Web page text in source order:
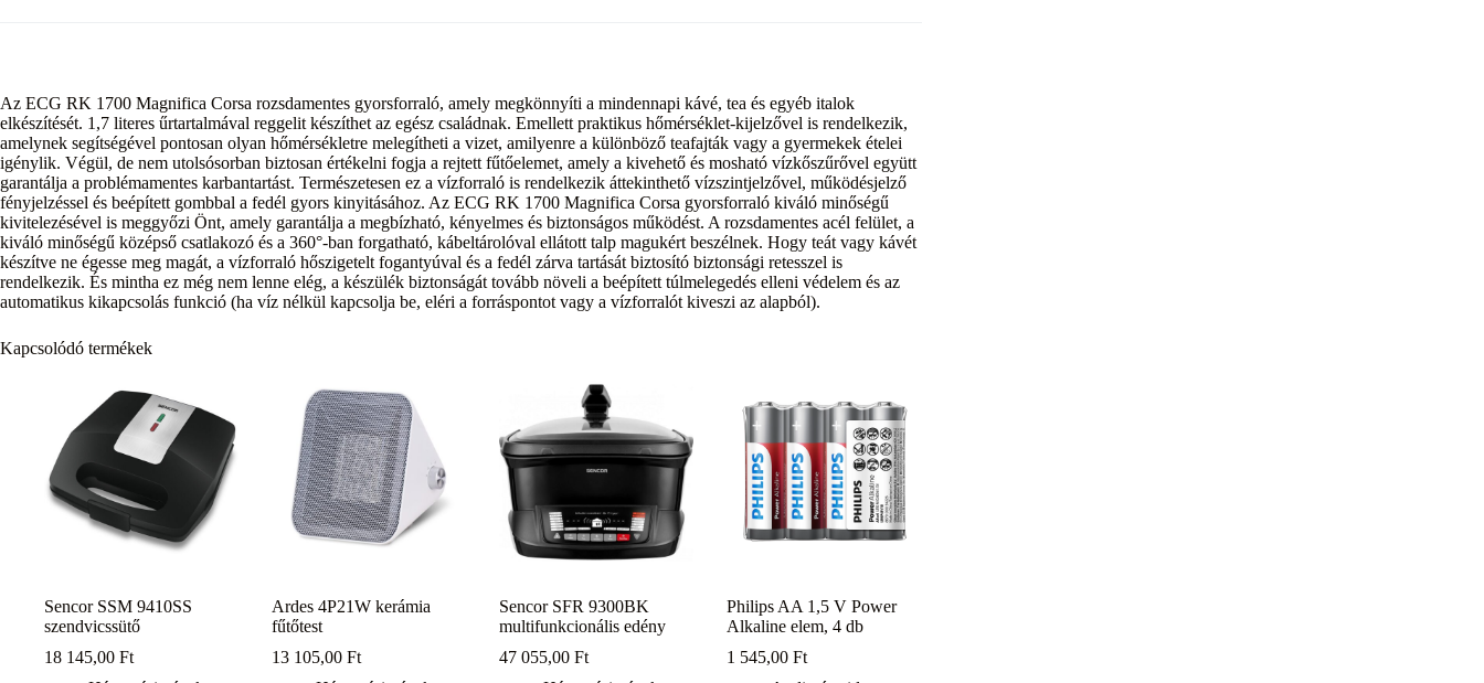
Az ECG RK 1700 Magnifica Corsa rozsdamentes gyorsforraló, amely megkönnyíti a mindennapi kávé, tea és egyéb italok
elkészítését. 1,7 literes űrtartalmával reggelit készíthet az egész családnak. Emellett praktikus hőmérséklet-kijelzővel is rendelkezik,
amelynek segítségével pontosan olyan hőmérsékletre melegítheti a vizet, amilyenre a különböző teafajták vagy a gyermekek ételei
igénylik. Végül, de nem utolsósorban biztosan értékelni fogja a rejtett fűtőelemet, amely a kivehető és mosható vízkőszűrővel együtt
garantálja a problémamentes karbantartást. Természetesen ez a vízforraló is rendelkezik áttekinthető vízszintjelzővel, működésjelző
fényjelzéssel és beépített gombbal a fedél gyors kinyitásához. Az ECG RK 1700 Magnifica Corsa gyorsforraló kiváló minőségű
kivitelezésével is meggyőzi Önt, amely garantálja a megbízható, kényelmes és biztonságos működést. A rozsdamentes acél felület, a
kiváló minőségű középső csatlakozó és a 360°-ban forgatható, kábeltárolóval ellátott talp magukért beszélnek. Hogy teát vagy kávét
készítve ne égesse meg magát, a vízforraló hőszigetelt fogantyúval és a fedél zárva tartását biztosító biztonsági retesszel is
rendelkezik. És mintha ez még nem lenne elég, a készülék biztonságát tovább növeli a beépített túlmelegedés elleni védelem és az
automatikus kikapcsolás funkció (ha víz nélkül kapcsolja be, eléri a forráspontot vagy a vízforralót kiveszi az alapból).
Kapcsolódó termékek
Sencor SSM 9410SS
szendvicssütő
18 145,00 Ft
Ardes 4P21W kerámia
fűtőtest
13 105,00Ft
Sencor SFR 9300BK
multifunkcionális edény
47 055,00Ft
Philips AA 1,5 V Power
Alkaline elem, 4 db
1 545,00Ft